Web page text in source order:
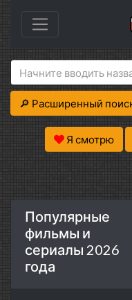
🔎 Расширенный
Я смотрю
Популярные
фильмы и
сериалы 2026
года